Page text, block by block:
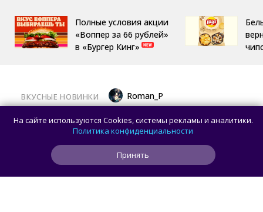
Полные условия акции
«Воппер за 66 рублей»
в «Бургер Кинг»
ВКУСНЫЕ НОВИНКИ Roman_P
Московский ресторан начал заигрывать
с ожиданиями гостей, готовя фейковый
На сайте используются Cookies, системы рекламы и аналитики.
Политика конфиденциальности
Принять